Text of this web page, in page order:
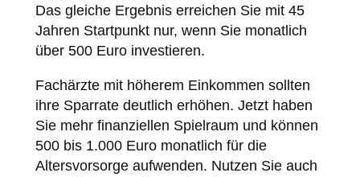
Das gleiche Ergebnis erreichen Sie mit 45
Jahren Startpunkt nur, wenn Sie monatlich
über 500 Euro investieren.
Fachärzte mit höherem Einkommen sollten
ihre Sparrate deutlich erhöhen. Jetzt haben
Sie mehr finanziellen Spielraum und können
500 bis 1.000 Euro monatlich für die
Altersvorsorge aufwenden. Nutzen Sie auch